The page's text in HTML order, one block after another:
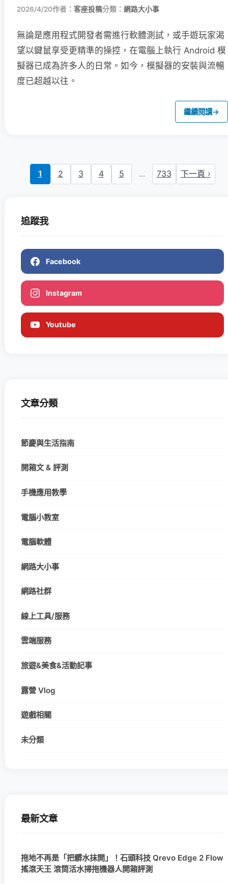
2026/4/20作者： 客座投稿分類： 網路大小事
無論是應用程式開發者需進行軟體測試，或手遊玩家渴
望以鍵鼠享受更精準的操控，在電腦上執行 Android 模
擬器已成為許多人的日常。如今，模擬器的安裝與流暢
度已超越以往。
繼續閱讀→
1 2 3 4 5 ... 733 下一頁 ›
追蹤我
Facebook
Instagram
Youtube
文章分類
節慶與生活指南
開箱文 & 評測
手機應用教學
電腦小教室
電腦軟體
網路大小事
網路社群
線上工具/服務
雲端服務
旅遊&美食&活動記事
露營 Vlog
遊戲相關
未分類
最新文章
拖地不再是「把髒水抹開」！石頭科技 Qrevo Edge 2 Flow
搖滾天王 滾筒活水掃拖機器人開箱評測